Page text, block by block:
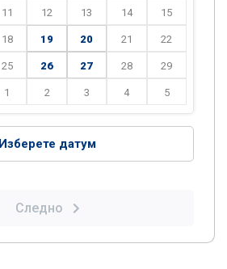
11 12 13 14 15
18 19 20 21 22
25 26 27 28 29
1 2 3 4 5
Изберете датум
Следно